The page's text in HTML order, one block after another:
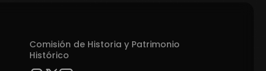
Comisión de Historia y Patrimonio
Histórico